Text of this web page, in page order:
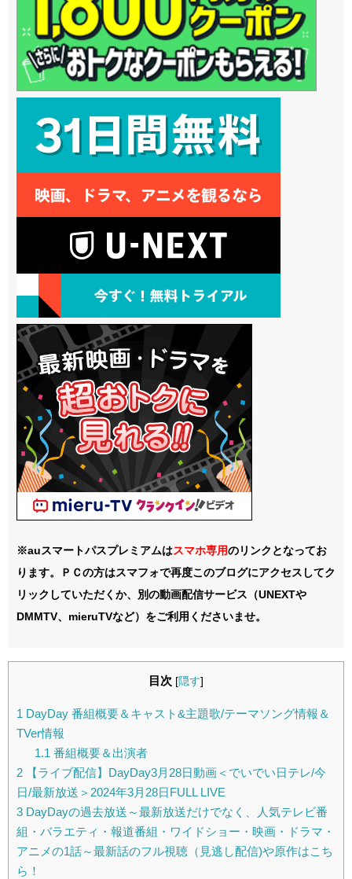
※auスマートパスプレミアムはスマホ専用のリンクとなってお
ります。ＰＣの方はスマフォで再度このブログにアクセスしてク
リックしていただくか、別の動画配信サービス（UNEXTや
DMMTV、mieruTVなど）をご利用くださいませ。
目次 [隠す]
1 DayDay 番組概要＆キャスト&主題歌/テーマソング情報＆
TVer情報
1.1 番組概要＆出演者
2 【ライブ配信】DayDay3月28日動画＜でいでい日テレ/今
日/最新放送＞2024年3月28日FULL LIVE
3 DayDayの過去放送～最新放送だけでなく、人気テレビ番
組・バラエティ・報道番組・ワイドショー・映画・ドラマ・
アニメの1話～最新話のフル視聴（見逃し配信)や原作はこち
ら！